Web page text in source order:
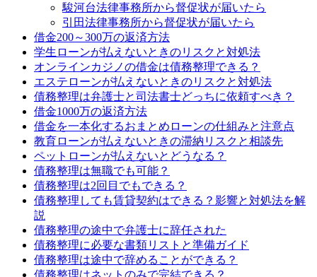
駿河台法律事務所から督促状が届いたら
引田法律事務所から督促状が届いたら
借金200～300万の返済方法
学生ローンが払えないときのリスクと対処法
オンラインカジノの借金は債務整理できる？
エステローンが払えないときのリスクと対処法
債務整理は弁護士と司法書士どっちに依頼すべき？
借金1000万の返済方法
借金を一本化するおまとめローンの仕組みと注意点
教育ローンが払えないときの滞納リスクと相談先
ペットローンが払えないとどうなる？
債務整理は無職でも可能？
債務整理は2回目でもできる？
債務整理しても賃貸契約はできる？影響と対処法を解
説
債務整理の途中で弁護士に辞任された
債務整理に必要な書類リストと準備ガイド
債務整理は途中で辞めることができる？